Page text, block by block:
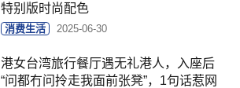
特别版时尚配色
消费生活 2025-06-30
港女台湾旅行餐厅遇无礼港人，入座后
“问都冇问拎走我面前张凳”，1句话惹网